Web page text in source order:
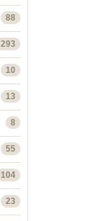
88
293
10
13
8
55
104
23